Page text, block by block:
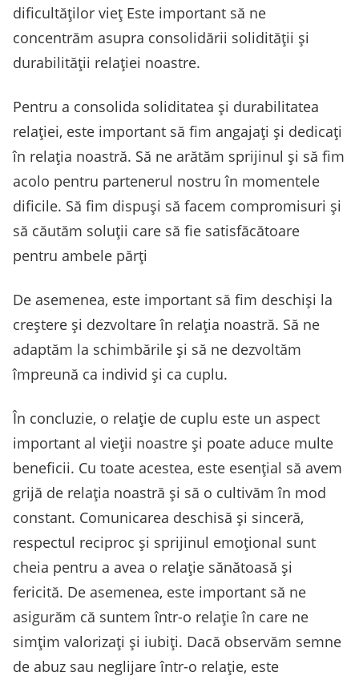
dificultăților vieț Este important să ne
concentrăm asupra consolidării solidității și
durabilității relației noastre.
Pentru a consolida soliditatea și durabilitatea
relației, este important să fim angajați și dedicați
în relația noastră. Să ne arătăm sprijinul și să fim
acolo pentru partenerul nostru în momentele
dificile. Să fim dispuși să facem compromisuri și
să căutăm soluții care să fie satisfăcătoare
pentru ambele părți
De asemenea, este important să fim deschiși la
creștere și dezvoltare în relația noastră. Să ne
adaptăm la schimbările și să ne dezvoltăm
împreună ca individ și ca cuplu.
În concluzie, o relație de cuplu este un aspect
important al vieții noastre și poate aduce multe
beneficii. Cu toate acestea, este esențial să avem
grijă de relația noastră și să o cultivăm în mod
constant. Comunicarea deschisă și sinceră,
respectul reciproc și sprijinul emoțional sunt
cheia pentru a avea o relație sănătoasă și
fericită. De asemenea, este important să ne
asigurăm că suntem într-o relație în care ne
simțim valorizați și iubiți. Dacă observăm semne
de abuz sau neglijare într-o relație, este